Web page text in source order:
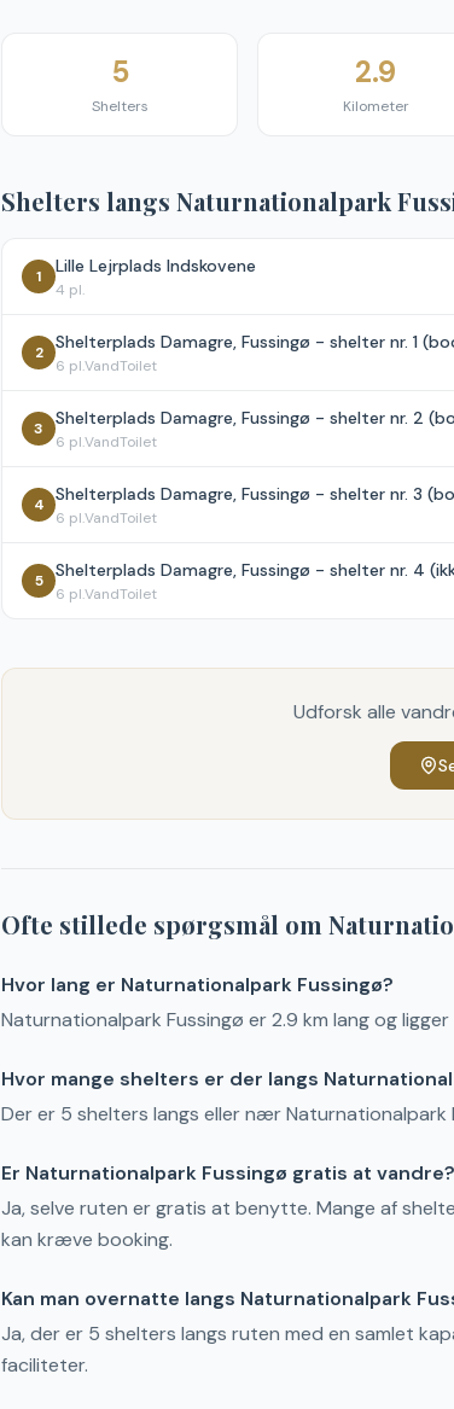
5
Shelters
2.9
Kilometer
Shelters langs Naturnationalpark
1 Lille Lejrplads Indskovene
4 pl.
2 Shelterplads Damagre, Fussingø - shelter nr. 1
6 pl.VandToilet
3 Shelterplads Damagre, Fussingø - shelter nr. 2
6 pl.VandToilet
4 Shelterplads Damagre, Fussingø - shelter nr. 3
6 pl.VandToilet
5 Shelterplads Damagre, Fussingø - shelter nr. 4
6 pl.VandToilet
Udforsk alle
Ofte stillede spørgsmål om
Hvor lang er Naturnationalpark Fussingø?
Naturnationalpark Fussingø er 2.9 km lang og ligger
Hvor mange shelters er der langs
Der er 5 shelters langs eller nær Naturnationalpark
Er Naturnationalpark Fussingø gratis at vandre?
Ja, selve ruten er gratis at benytte. Mange af
kan kræve booking.
Kan man overnatte langs Naturnationalpark
Ja, der er 5 shelters langs ruten med en samlet
faciliteter.